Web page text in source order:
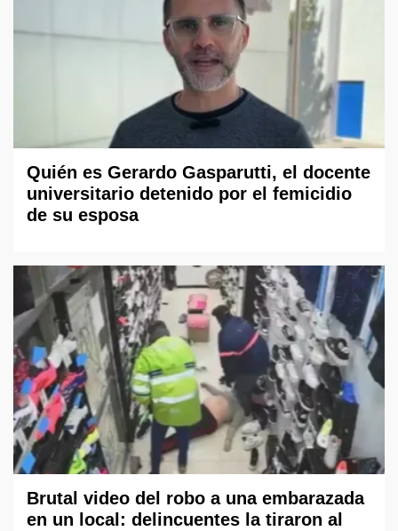
Quién es Gerardo Gasparutti, el docente
universitario detenido por el femicidio
de su esposa
Brutal video del robo a una embarazada
en un local: delincuentes la tiraron al